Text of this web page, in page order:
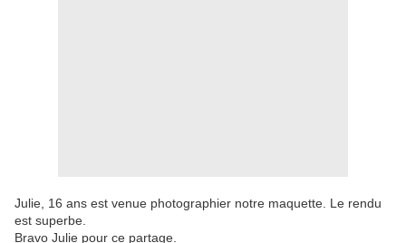
Julie, 16 ans est venue photographier notre maquette. Le rendu
est superbe.
Bravo Julie pour ce partage.